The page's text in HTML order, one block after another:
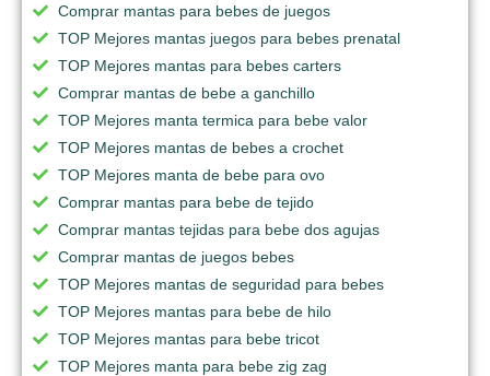
Comprar mantas para bebes de juegos
TOP Mejores mantas juegos para bebes prenatal
TOP Mejores mantas para bebes carters
Comprar mantas de bebe a ganchillo
TOP Mejores manta termica para bebe valor
TOP Mejores mantas de bebes a crochet
TOP Mejores manta de bebe para ovo
Comprar mantas para bebe de tejido
Comprar mantas tejidas para bebe dos agujas
Comprar mantas de juegos bebes
TOP Mejores mantas de seguridad para bebes
TOP Mejores mantas para bebe de hilo
TOP Mejores mantas para bebe tricot
TOP Mejores manta para bebe zig zag